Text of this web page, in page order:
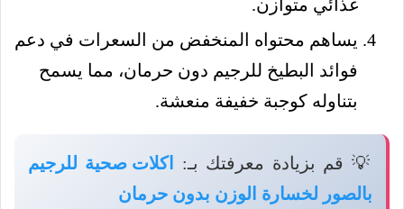
غذائي متوازن.
يساهم محتواه المنخفض من السعرات في دعم
فوائد البطيخ للرجيم دون حرمان، مما يسمح
بتناوله كوجبة خفيفة منعشة.
💡 قم بزيادة معرفتك بـ:
اكلات صحية للرجيم
بالصور لخسارة الوزن بدون حرمان